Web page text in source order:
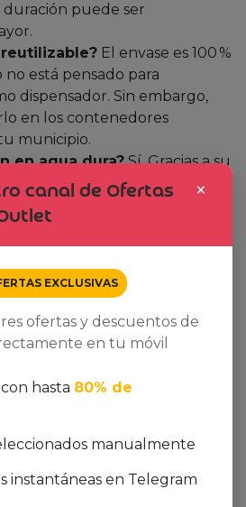
duración puede ser
reutilizable? El envase es 100 %
no está pensado para
dispensador. Sin embargo,
en los contenedores
municipio.
en agua dura?Sí. Gracias a su
el suavizante actúa
agua dura, evitando la
residuos y manteniendo la
manchas o residuos en la
manchas. Los usuarios
sale limpia y sin residuos
que se siga la dosis
¿Merece la pena?
propuesta ecológica, una
y al mismo tiempo reducir
×
canal de Ofertas
EXCLUSIVAS
ofertas y descuentos de
en tu móvil
hasta 80% de
manualmente
instantáneas en Telegram